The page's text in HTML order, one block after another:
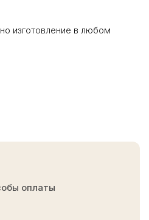
изготовление в любом
оплаты